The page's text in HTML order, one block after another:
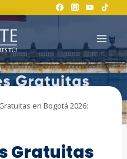
en Bogotá 2026:
Gratuitas